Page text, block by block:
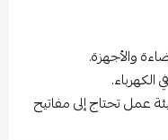
والأجهزة.
عمل تحتاج إلى مفاتيح